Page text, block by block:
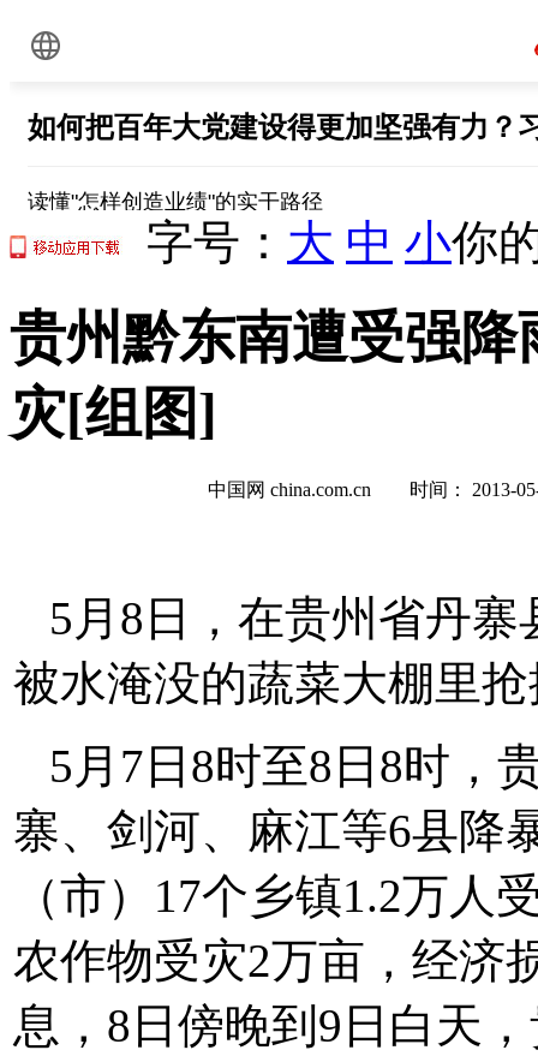
字号： 大 中 小你
贵州黔东南遭受强降
灾[组图]
中国网 china.com.cn 时间：
5月8日，在贵州省丹
被水淹没的蔬菜大棚里
5月7日8时至8日8时，
寨、剑河、麻江等6县降
（市）17个乡镇1.2万人
农作物受灾2万亩，经济
息，8日傍晚到9日白天